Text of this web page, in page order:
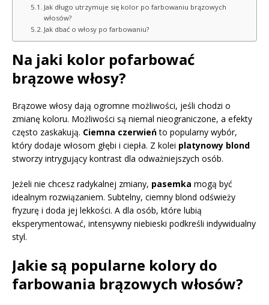
Jak długo utrzymuje się kolor po farbowaniu brązowych
włosów?
Jak dbać o włosy po farbowaniu?
Na jaki kolor pofarbować
brązowe włosy?
Brązowe włosy dają ogromne możliwości, jeśli chodzi o
zmianę koloru. Możliwości są niemal nieograniczone, a efekty
często zaskakują. Ciemna czerwieńto popularny wybór,
który dodaje włosom głębi i ciepła. Z kolei platynowy blond
stworzy intrygujący kontrast dla odważniejszych osób.
Jeżeli nie chcesz radykalnej zmiany, pasemka mogą być
idealnym rozwiązaniem. Subtelny, ciemny blond odświeży
fryzurę i doda jej lekkości. A dla osób, które lubią
eksperymentować, intensywny niebieski podkreśli indywidualny
styl.
Jakie są popularne kolory do
farbowania brązowych włosów?